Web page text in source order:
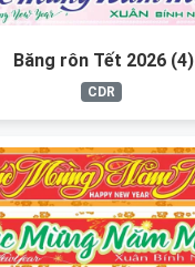
Băng rôn Tết 2026 (4)
CDR